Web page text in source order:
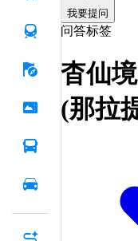
我要提问
问答标签
杳仙
(那拉